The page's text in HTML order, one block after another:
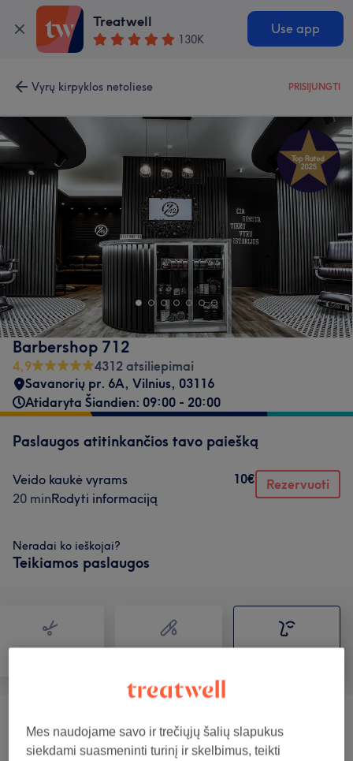
Treatwell
130K
Use app
Vyrų kirpyklos netoliese PRISIJUNGTI
Barbershop 712
4,9
4312 atsiliepimai
Savanorių pr. 6A, Vilnius, 03116
Atidaryta Šiandien: 09:00 - 20:00
Paslaugos atitinkančios tavo paiešką
Veido kaukė vyrams
20 minRodyti informaciją
10€ Rezervuoti
Neradai ko ieškojai?
Teikiamos paslaugos
Veido Ir Kūno Procedūros Vyrams (1)
Mes naudojame savo ir trečiųjų šalių slapukus
siekdami suasmeninti turinį ir skelbimus, teikti